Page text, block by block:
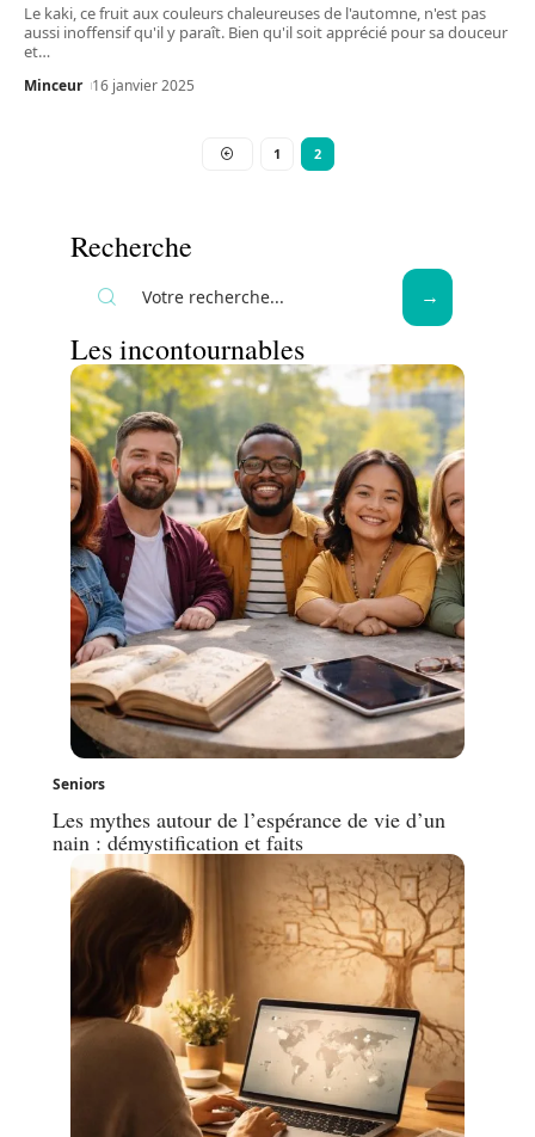
Le kaki, ce fruit aux couleurs chaleureuses de l'automne, n'est pas
aussi inoffensif qu'il y paraît. Bien qu'il soit apprécié pour sa douceur
et…
Minceur 16 janvier 2025
1 2
Recherche
Les incontournables
Seniors
Les mythes autour de l’espérance de vie d’un
nain : démystification et faits